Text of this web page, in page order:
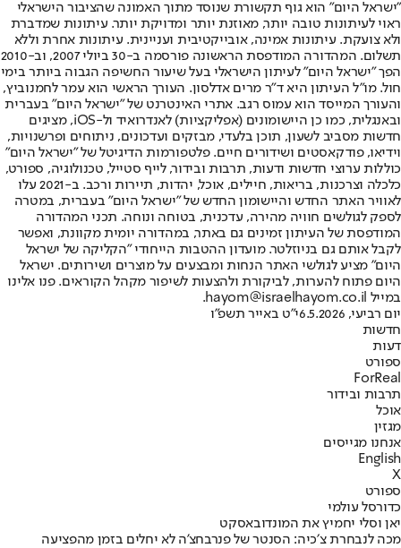
"ישראל היום" הוא גוף תקשורת שנוסד מתוך האמונה שהציבור הישראלי
ראוי לעיתונות טובה יותר, מאוזנת יותר ומדויקת יותר. עיתונות שמדברת
ולא צועקת. עיתונות אמינה, אובייקטיבית ועניינית. עיתונות אחרת וללא
תשלום. המהדורה המודפסת הראשונה פורסמה ב-30 ביולי 2007, וב-2010
הפך "ישראל היום" לעיתון הישראלי בעל שיעור החשיפה הגבוה ביותר בימי
חול. מו"ל העיתון היא ד"ר מרים אדלסון. העורך הראשי הוא עמר לחמנוביץ,
והעורך המייסד הוא עמוס רגב. אתרי האינטרנט של "ישראל היום" בעברית
ובאנגלית, כמו כן היישומונים (אפליקציות) לאנדרואיד ול-iOS, מציגים
חדשות מסביב לשעון, תוכן בלעדי, מבזקים ועדכונים, ניתוחים ופרשנויות,
וידיאו, פודקאסטים ושידורים חיים. פלטפורמות הדיגיטל של "ישראל היום"
כוללות ערוצי חדשות ודעות, תרבות ובידור, לייף סטייל, טכנולוגיה, ספורט,
כלכלה וצרכנות, בריאות, חיילים, אוכל, יהדות, תיירות ורכב. ב-2021 עלו
לאוויר האתר החדש והיישומון החדש של "ישראל היום" בעברית, במטרה
לספק לגולשים חוויה מהירה, עדכנית, בטוחה ונוחה. תכני המהדורה
המודפסת של העיתון זמינים גם באתר, במהדורה יומית מקוונת, ואפשר
לקבל אותם גם בניוזלטר. מועדון ההטבות הייחודי "הקליקה של ישראל
היום" מציע לגולשי האתר הנחות ומבצעים על מוצרים ושירותים. ישראל
היום פתוח להערות, לביקורת ולהצעות לשיפור מקהל הקוראים. פנו אלינו
במייל hayom@israelhayom.co.il.
יום רביעי, 6.5.2026
י"ט באייר תשפ"ו
חדשות
דעות
ספורט
ForReal
תרבות ובידור
אוכל
מגזין
אנחנו מגייסים
English
X
ספורט
כדורסל עולמי
יאן וסלי יחמיץ את המונדובאסקט
מכה לנבחרת צ׳כיה: הסנטר של פנרבחצ'ה לא יחלים בזמן מהפציעה